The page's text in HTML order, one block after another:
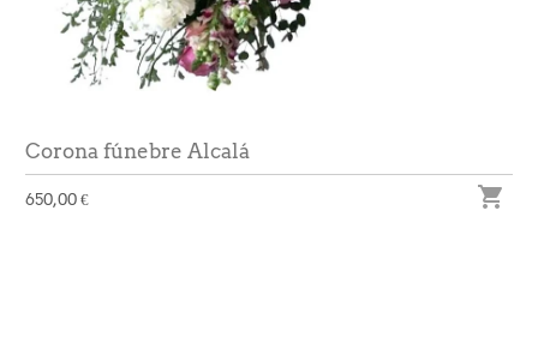
Corona fúnebre Alcalá
650,00 € 